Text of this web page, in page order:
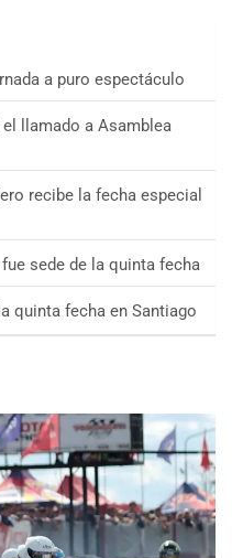
a puro espectáculo
llamado a Asamblea
recibe la fecha especial
fue sede de la quinta fecha
quinta fecha en Santiago